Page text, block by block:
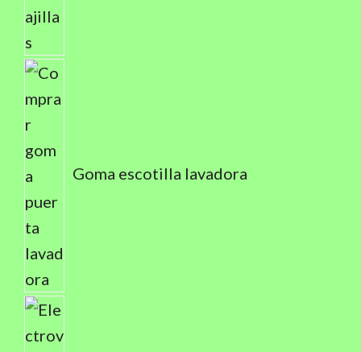
Goma escotilla lavadora